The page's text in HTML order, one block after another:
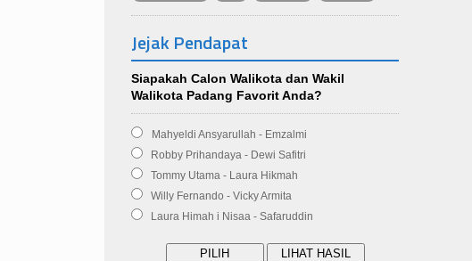
Jejak Pendapat
Siapakah Calon Walikota dan Wakil
Walikota Padang Favorit Anda?
Mahyeldi Ansyarullah - Emzalmi
Robby Prihandaya - Dewi Safitri
Tommy Utama - Laura Hikmah
Willy Fernando - Vicky Armita
Laura Himah i Nisaa - Safaruddin